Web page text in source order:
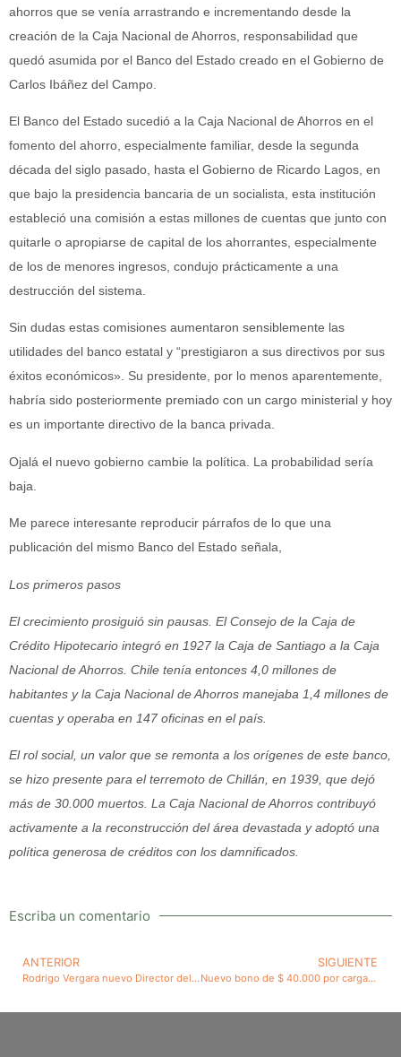
ahorros que se venía arrastrando e incrementando desde la
creación de la Caja Nacional de Ahorros, responsabilidad que
quedó asumida por el Banco del Estado creado en el Gobierno de
Carlos Ibáñez del Campo.
El Banco del Estado sucedió a la Caja Nacional de Ahorros en el
fomento del ahorro, especialmente familiar, desde la segunda
década del siglo pasado, hasta el Gobierno de Ricardo Lagos, en
que bajo la presidencia bancaria de un socialista, esta institución
estableció una comisión a estas millones de cuentas que junto con
quitarle o apropiarse de capital de los ahorrantes, especialmente
de los de menores ingresos, condujo prácticamente a una
destrucción del sistema.
Sin dudas estas comisiones aumentaron sensiblemente las
utilidades del banco estatal y “prestigiaron a sus directivos por sus
éxitos económicos». Su presidente, por lo menos aparentemente,
habría sido posteriormente premiado con un cargo ministerial y hoy
es un importante directivo de la banca privada.
Ojalá el nuevo gobierno cambie la política. La probabilidad sería
baja.
Me parece interesante reproducir párrafos de lo que una
publicación del mismo Banco del Estado señala,
Los primeros pasos
El crecimiento prosiguió sin pausas. El Consejo de la Caja de
Crédito Hipotecario integró en 1927 la Caja de Santiago a la Caja
Nacional de Ahorros. Chile tenía entonces 4,0 millones de
habitantes y la Caja Nacional de Ahorros manejaba 1,4 millones de
cuentas y operaba en 147 oficinas en el país.
El rol social, un valor que se remonta a los orígenes de este banco,
se hizo presente para el terremoto de Chillán, en 1939, que dejó
más de 30.000 muertos. La Caja Nacional de Ahorros contribuyó
activamente a la reconstrucción del área devastada y adoptó una
política generosa de créditos con los damnificados.
Escriba un comentario
ANTERIOR
Rodrigo Vergara nuevo Director del Banco Central de la representación de Centroderecha, posible futuro Presidente de la institución emisora, se manifiesta defensor del tipo de cambio flexible
SIGUIENTE
Nuevo bono de $ 40.000 por carga podría corregir injusticia de los entregados en Gobierno anterior